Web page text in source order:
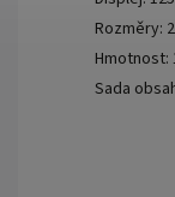
Rozměry:
Hmotnost:
Sada